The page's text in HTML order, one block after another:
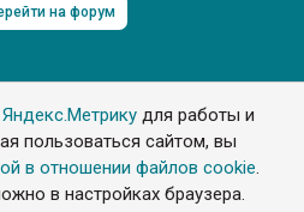
Яндекс.Метрику для работы и
пользоваться сайтом, вы
в отношении файлов cookie.
в настройках браузера.
на форум
Все права защищены
сайта с обязательной
www.e-plastic.ru
сайта